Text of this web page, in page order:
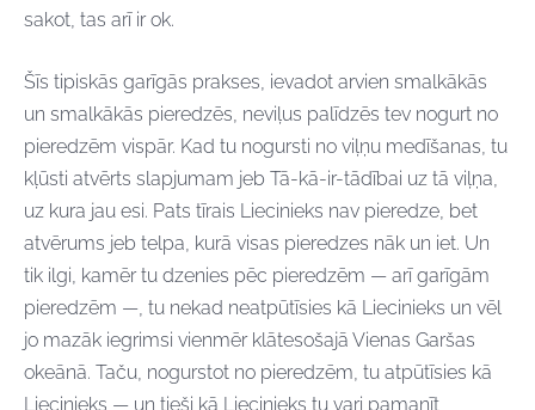
sakot, tas arī ir ok.
Šīs tipiskās garīgās prakses, ievadot arvien smalkākās
un smalkākās pieredzēs, neviļus palīdzēs tev nogurt no
pieredzēm vispār. Kad tu nogursti no viļņu medīšanas, tu
kļūsti atvērts slapjumam jeb Tā-kā-ir-tādībai uz tā viļņa,
uz kura jau esi. Pats tīrais Liecinieks nav pieredze, bet
atvērums jeb telpa, kurā visas pieredzes nāk un iet. Un
tik ilgi, kamēr tu dzenies pēc pieredzēm — arī garīgām
pieredzēm —, tu nekad neatpūtīsies kā Liecinieks un vēl
jo mazāk iegrimsi vienmēr klātesošajā Vienas Garšas
okeānā. Taču, nogurstot no pieredzēm, tu atpūtīsies kā
Liecinieks — un tieši kā Liecinieks tu vari pamanīt